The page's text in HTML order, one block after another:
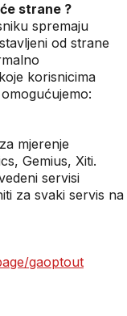
strane ?
spremaju
od strane
korisnicima
mjerenje
Gemius, Xiti.
servisi
za svaki servis na
gaoptout